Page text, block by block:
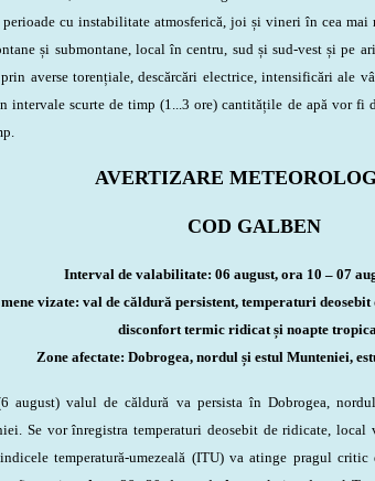
cu instabilitate atmosferică, joi și vineri în cea mai
și submontane, local în centru, sud și sud-vest și pe
prin averse torențiale, descărcări electrice, intensificări ale
intervale scurte de timp (1...3 ore) cantitățile de apă vor fi
AVERTIZARE
COD GALBEN
Interval de valabilitate: 06 august, ora 10 – 07
vizate: val de căldură persistent, temperaturi
disconfort termic ridicat și noapte
Zone afectate: Dobrogea, nordul și estul Munteniei,
valul de căldură va persista în Dobrogea,
Se vor înregistra temperaturi deosebit de ridicate,
temperatură-umezeală (ITU) va atinge pragul